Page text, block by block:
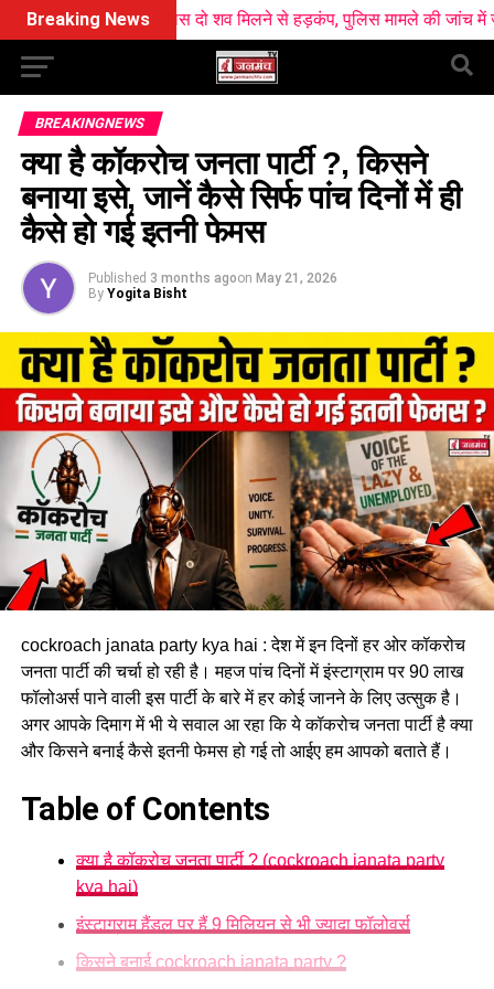
Breaking News
के पास दो शव मिलने से हड़कंप, पुलिस मामले की जांच में जुटी
BREAKINGNEWS
क्या है कॉकरोच जनता पार्टी ?, किसने
बनाया इसे, जानें कैसे सिर्फ पांच दिनों में ही
कैसे हो गई इतनी फेमस
Published 3 months agoon May 21, 2026
By Yogita Bisht
cockroach janata party kya hai : देश में इन दिनों हर ओर कॉकरोच
जनता पार्टी की चर्चा हो रही है। महज पांच दिनों में इंस्टाग्राम पर 90 लाख
फॉलोअर्स पाने वाली इस पार्टी के बारे में हर कोई जानने के लिए उत्सुक है।
अगर आपके दिमाग में भी ये सवाल आ रहा कि ये कॉकरोच जनता पार्टी है क्या
और किसने बनाई कैसे इतनी फेमस हो गई तो आईए हम आपको बताते हैं।
Table of Contents
क्या है कॉकरोच जनता पार्टी ? (cockroach janata party
kya hai)
इंस्टाग्राम हैंडल पर हैं 9 मिलियन से भी ज्यादा फॉलोवर्स
किसने बनाई cockroach janata party ?